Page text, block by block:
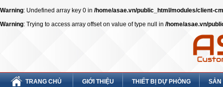
Warning: Undefined array key 0 in /home/asae.vn/public_html/modules/client-
Warning: Trying to access array offset on value of type null in /home/asae.vn/
TRANG CHỦ GIỚI THIỆU THIẾT BỊ DỰ PHÒNG SẢN